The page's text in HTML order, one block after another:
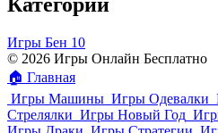
Игры Бен 10
© 2026 Игры Онлайн Бесплатно
🏠 Главная
Игры Машины Игры Одевалки
Стрелялки Игры Новый Год